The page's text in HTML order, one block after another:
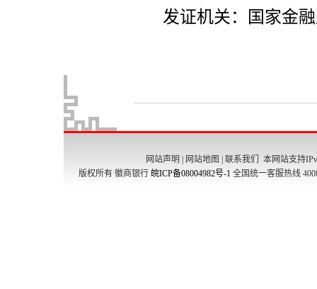
网站声明 网站地图 联系我们
本网站支持
版权所有 徽商银行 皖ICP备08004982号-1 全国统一客服热线